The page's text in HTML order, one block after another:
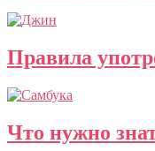
Правила
Что нужно